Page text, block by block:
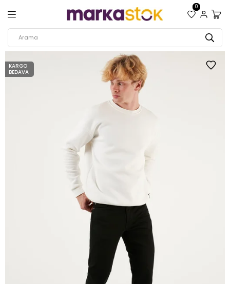
0
KARGO
BEDAVA